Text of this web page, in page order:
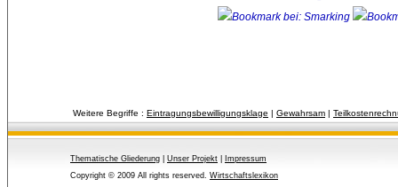
Weitere Begriffe : Eintragungsbewilligungsklage | Gewahrsam |
Thematische Gliederung Unser Projekt
Impressum
Copyright © 2009 All rights reserved. Wirtschaftslexikon